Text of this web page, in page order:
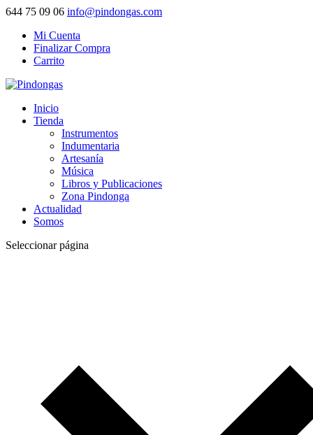
644 75 09 06 info@pindongas.com
Mi Cuenta
Finalizar Compra
Carrito
Inicio
Tienda
Instrumentos
Indumentaria
Artesanía
Música
Libros y Publicaciones
Zona Pindonga
Actualidad
Somos
Seleccionar página